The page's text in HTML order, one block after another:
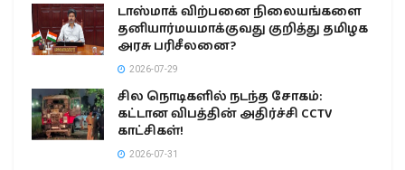
டாஸ்மாக் விற்பனை நிலையங்களை
தனியார்மயமாக்குவது குறித்து தமிழக
அரசு பரிசீலனை?
2026-07-29
சில நொடிகளில் நடந்த சோகம்:
கட்டான விபத்தின் அதிர்ச்சி CCTV
காட்சிகள்!
2026-07-31